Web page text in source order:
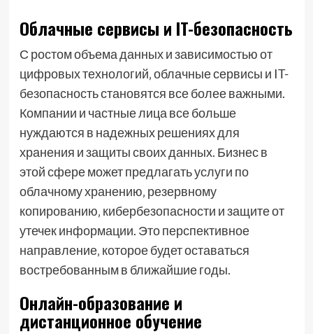
Облачные сервисы и IT-безопасность
С ростом объема данных и зависимостью от
цифровых технологий‚ облачные сервисы и IT-
безопасность становятся все более важными.
Компании и частные лица все больше
нуждаются в надежных решениях для
хранения и защиты своих данных. Бизнес в
этой сфере может предлагать услуги по
облачному хранению‚ резервному
копированию‚ кибербезопасности и защите от
утечек информации. Это перспективное
направление‚ которое будет оставаться
востребованным в ближайшие годы.
Онлайн-образование и
дистанционное обучение